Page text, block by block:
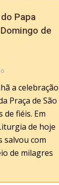
Papa
de
a celebração
Praça de São
fiéis. Em
de hoje
salvou com
de milagres